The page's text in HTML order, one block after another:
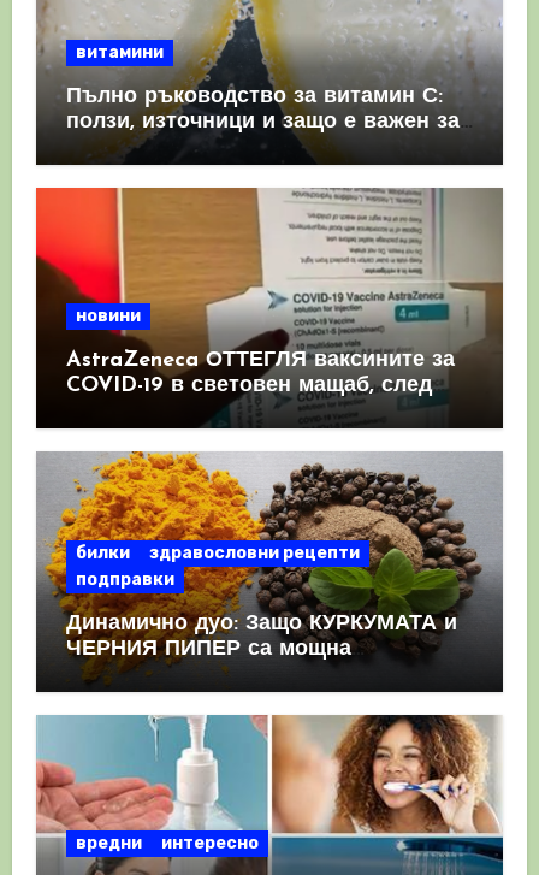
витамини
Пълно ръководство за витамин С:
ползи, източници и защо е важен за
имунната система
новини
AstraZeneca ОТТЕГЛЯ ваксините за
COVID-19 в световен мащаб, след
като призна, че те причиняват
КРЪВНИ съсиреци
билки
здравословни рецепти
подправки
Динамично дуо: Защо КУРКУМАТА и
ЧЕРНИЯ ПИПЕР са мощна
комбинация
вредни интересно